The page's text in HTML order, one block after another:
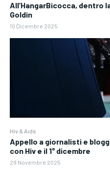
All’HangarBicocca, dentro
Goldin
10 Dicembre 2025
Hiv & Aids
Appello a giornalisti e
con Hiv e il 1° dicembre
29 Novembre 2025